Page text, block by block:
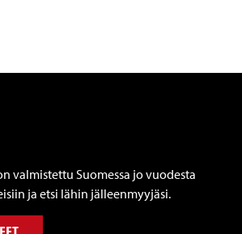
valmistettu Suomessa jo vuodesta
ja etsi lähin jälleenmyyjäsi.